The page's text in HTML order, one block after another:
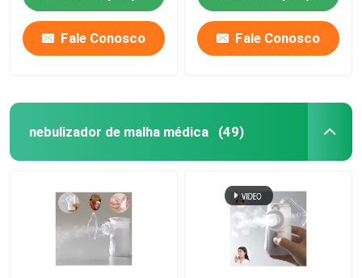
Fale Conosco Fale Conosco
nebulizador de malha médica (49)